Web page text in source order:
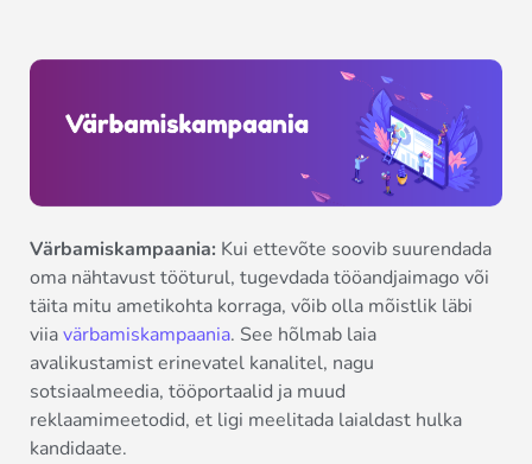
Värbamiskampaania: Kui ettevõte soovib suurendada
oma nähtavust tööturul, tugevdada tööandjaimago või
täita mitu ametikohta korraga, võib olla mõistlik läbi
viiavärbamiskampaania. See hõlmab laia
avalikustamist erinevatel kanalitel, nagu
sotsiaalmeedia, tööportaalid ja muud
reklaamimeetodid, et ligi meelitada laialdast hulka
kandidaate.